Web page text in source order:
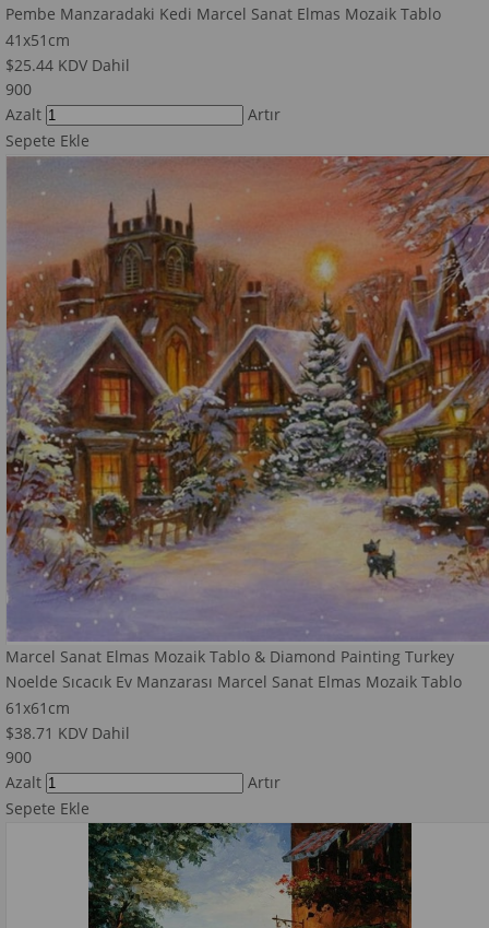
Pembe Manzaradaki Kedi Marcel Sanat Elmas Mozaik Tablo
41x51cm
$25.44 KDV Dahil
900
Azalt
Artır
Sepete Ekle
Marcel Sanat Elmas Mozaik Tablo & Diamond Painting Turkey
Noelde Sıcacık Ev Manzarası Marcel Sanat Elmas Mozaik Tablo
61x61cm
$38.71 KDV Dahil
900
Azalt
Artır
Sepete Ekle